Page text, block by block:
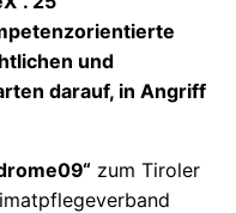
und
darauf, in Angriff
zum Tiroler